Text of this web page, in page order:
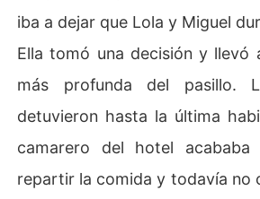
iba a dejar que Lola y Miguel
Ella tomó una decisión y llevó
más profunda del pasillo.
detuvieron hasta la última
camarero del hotel
repartir la comida y todavía no